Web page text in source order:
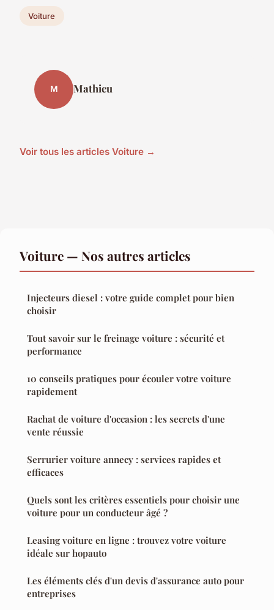
Voiture
M Mathieu
Voir tous les articles Voiture →
Voiture — Nos autres articles
Injecteurs diesel : votre guide complet pour bien
choisir
Tout savoir sur le freinage voiture : sécurité et
performance
10 conseils pratiques pour écouler votre voiture
rapidement
Rachat de voiture d'occasion : les secrets d'une
vente réussie
Serrurier voiture annecy : services rapides et
efficaces
Quels sont les critères essentiels pour choisir une
voiture pour un conducteur âgé ?
Leasing voiture en ligne : trouvez votre voiture
idéale sur hopauto
Les éléments clés d'un devis d'assurance auto pour
entreprises